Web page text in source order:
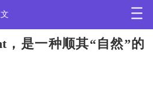
，是一种顺其“自然”的